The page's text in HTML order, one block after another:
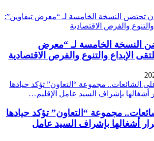
النسخة الخامسة لـ “معرض
الإبداع والتنوع والفرص الاقتصادية
مجموعة “التعاون” تؤكد حيادها
أشغالها بإشراف السيد عامل